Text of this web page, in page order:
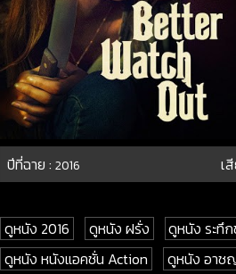
ปีที่ฉาย :2016 เ
ดูหนัง 2016 ดูหนัง ฝรั่ง ดูหนัง ระทึ
ดูหนัง หนังแอคชั่น Action
ดูหนัง อาช